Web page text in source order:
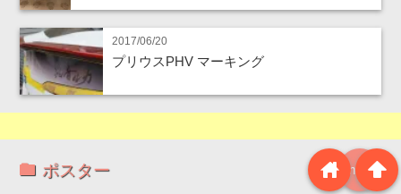
2017/06/20
プリウスPHV マーキング
more
ポスター arrowup
home